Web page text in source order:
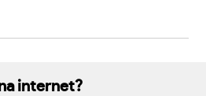
internet?